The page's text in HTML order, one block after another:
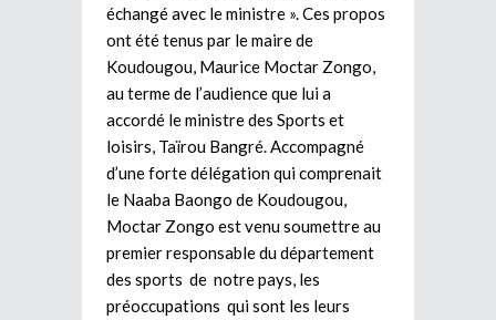
échangé avec le ministre ». Ces propos
ont été tenus par le maire de
Koudougou, Maurice Moctar Zongo,
au terme de l’audience que lui a
accordé le ministre des Sports et
loisirs, Taïrou Bangré. Accompagné
d’une forte délégation qui comprenait
le Naaba Baongo de Koudougou,
Moctar Zongo est venu soumettre au
premier responsable du département
des sports de notre pays, les
préoccupations qui sont les leurs